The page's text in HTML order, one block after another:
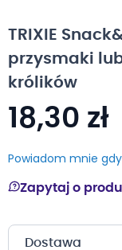
galerii
TRIXIE
przysmaki
królików
18,30 zł
Powiadom mnie
Zapytaj o
Dostawa